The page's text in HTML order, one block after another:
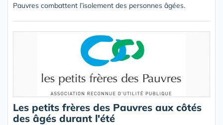
Pauvres combattent l’isolement des personnes âgées.
Les petits frères des Pauvres aux côtés
des âgés durant l'été